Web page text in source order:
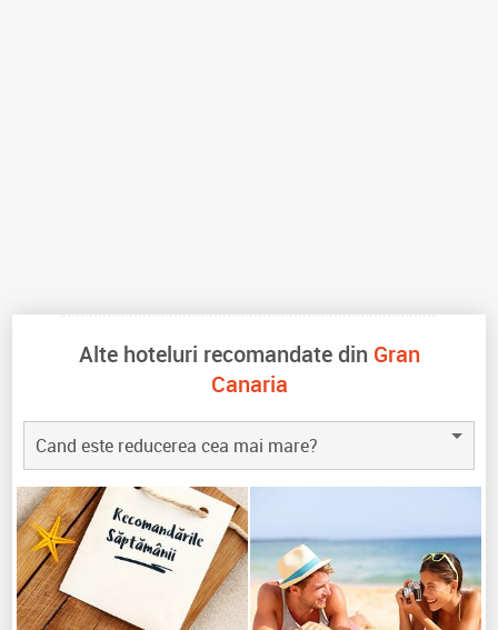
Alte hoteluri recomandate din Gran
Canaria
Cand este reducerea cea mai mare?